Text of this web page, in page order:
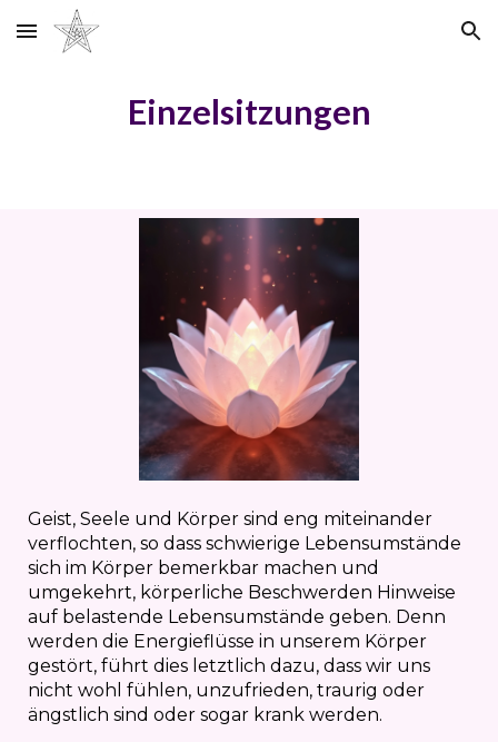
Skip to main content Skip to navigation
Einzelsitzungen
Geist, Seele und Körper sind eng miteinander
verflochten, so dass schwierige Lebensumstände
sich im Körper bemerkbar machen und
umgekehrt, körperliche Beschwerden Hinweise
auf belastende Lebensumstände geben. Denn
werden die Energieflüsse in unserem Körper
gestört, führt dies letztlich dazu, dass wir uns
nicht wohl fühlen, unzufrieden, traurig oder
ängstlich sind oder sogar krank werden.